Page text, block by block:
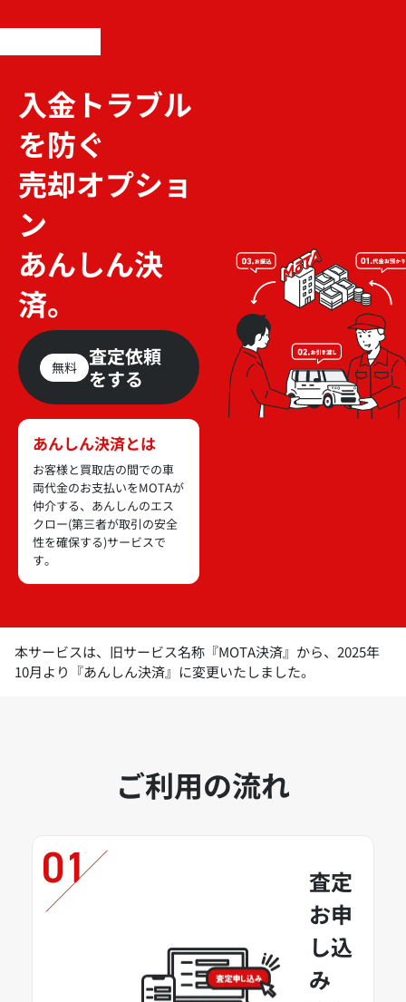
入金トラブル
を防ぐ
売却オプショ
ン
あんしん決
済。
無料
査定依頼
をする
あんしん決済とは
お客様と買取店の間での車
両代金のお支払いをMOTAが
仲介する、あんしんのエス
クロー(第三者が取引の安全
性を確保する)サービスで
す。
本サービスは、旧サービス名称『MOTA決済』から、2025年
10月より『あんしん決済』に変更いたしました。
ご利用の流れ
査定
お申
し込
み